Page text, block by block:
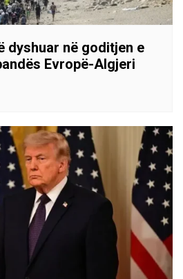
dyshuar në goditjen e
Evropë-Algjeri